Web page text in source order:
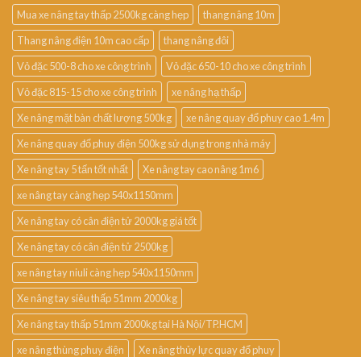
Mua xe nâng tay thấp 2500kg càng hẹp
thang nâng 10m
Thang nâng điện 10m cao cấp
thang nâng đôi
Vỏ đặc 500-8 cho xe công trình
Vỏ đặc 650-10 cho xe công trình
Vỏ đặc 815-15 cho xe công trình
xe nâng hạ thấp
Xe nâng mặt bàn chất lượng 500kg
xe nâng quay đổ phuy cao 1.4m
Xe nâng quay đổ phuy điện 500kg sử dụng trong nhà máy
Xe nâng tay 5 tấn tốt nhất
Xe nâng tay cao nâng 1m6
xe nâng tay càng hẹp 540x1150mm
Xe nâng tay có cân điện tử 2000kg giá tốt
Xe nâng tay có cân điện tử 2500kg
xe nâng tay niuli càng hẹp 540x1150mm
Xe nâng tay siêu thấp 51mm 2000kg
Xe nâng tay thấp 51mm 2000kg tại Hà Nội/TP.HCM
xe nâng thùng phuy điện
Xe nâng thủy lực quay đổ phuy